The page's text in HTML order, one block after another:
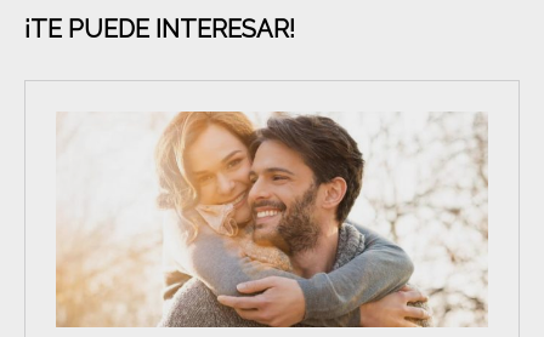
¡TE PUEDE INTERESAR!